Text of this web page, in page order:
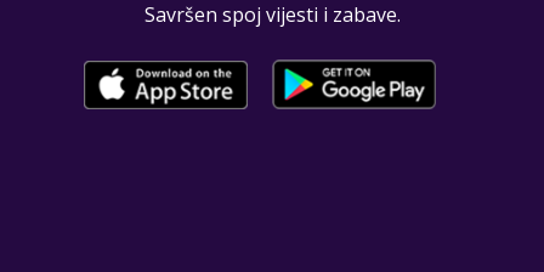
Savršen spoj vijesti i zabave.